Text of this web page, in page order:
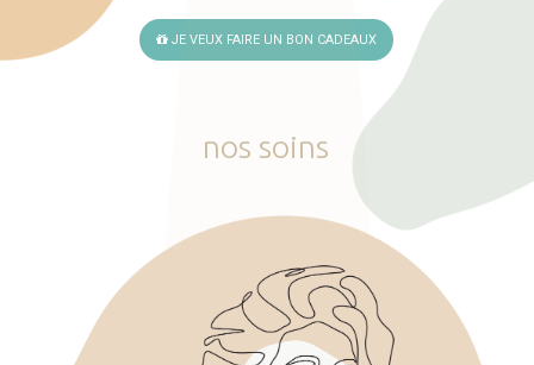
JE VEUX FAIRE UN BON CADEAUX
nos soins